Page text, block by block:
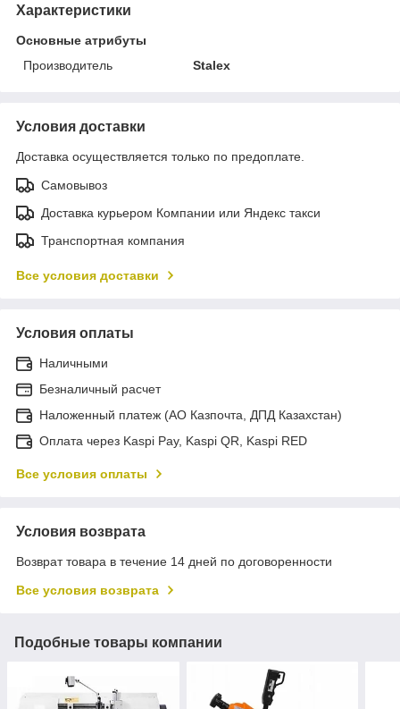
Характеристики
Основные атрибуты
Производитель
Stalex
Условия доставки
Доставка осуществляется только по предоплате.
Самовывоз
Доставка курьером Компании или Яндекс такси
Транспортная компания
Все условия доставки
Условия оплаты
Наличными
Безналичный расчет
Наложенный платеж (АО Казпочта, ДПД Казахстан)
Оплата через Kaspi Pay, Kaspi QR, Kaspi RED
Все условия оплаты
Условия возврата
Возврат товара в течение 14 дней по договоренности
Все условия возврата
Подобные товары компании